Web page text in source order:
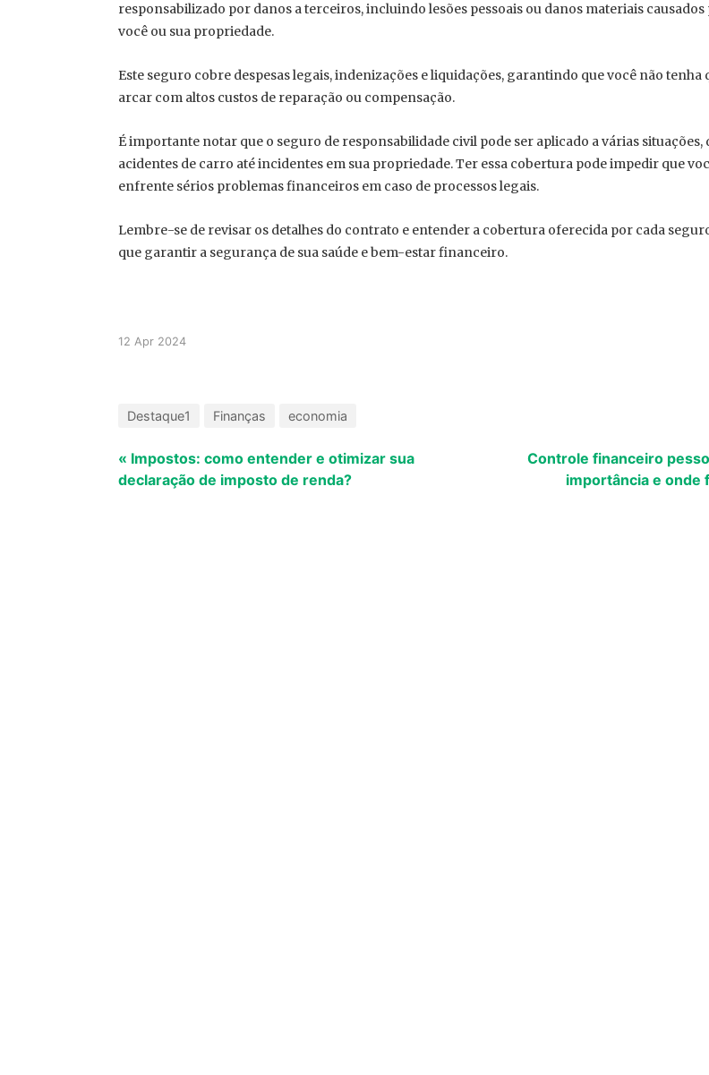
responsabilizado por danos a terceiros, incluindo lesões pessoais ou danos materiais causados
você ou sua propriedade.
Este seguro cobre despesas legais, indenizações e liquidações, garantindo que você não tenha
arcar com altos custos de reparação ou compensação.
É importante notar que o seguro de responsabilidade civil pode ser aplicado a várias situações,
acidentes de carro até incidentes em sua propriedade. Ter essa cobertura pode impedir que
enfrente sérios problemas financeiros em caso de processos legais.
Lembre-se de revisar os detalhes do contrato e entender a cobertura oferecida por cada
que garantir a segurança de sua saúde e bem-estar financeiro.
12 Apr 2024
Destaque1 Finanças economia
« Impostos: como entender e otimizar sua
declaração de imposto de renda?
Controle financeiro
importância e onde